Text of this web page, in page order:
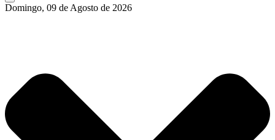
Domingo, 09 de Agosto de 2026